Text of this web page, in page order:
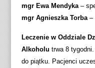
mgr Ewa Mendyka–
mgr Agnieszka Torba–
Leczenie w Oddziale
Alkoholu trwa 8
do piątku. Pacjenci